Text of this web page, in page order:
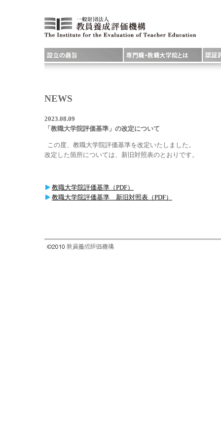
NEWS
2023.08.09
「教職大学院評価基準」の改定について
この度、教職大学院評価基準を改定いたしました。
改定した箇所については、新旧対照表のとおりです。
教職大学院評価基準（PDF）
教職大学院評価基準 新旧対照表（PDF）